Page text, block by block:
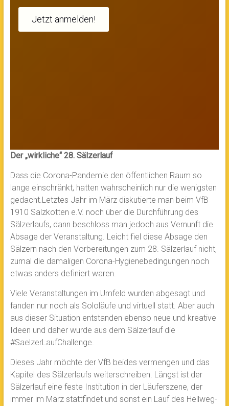
Jetzt anmelden!
Der „wirkliche“ 28. Sälzerlauf
Dass die Corona-Pandemie den öffentlichen Raum so
lange einschränkt, hatten wahrscheinlich nur die wenigsten
gedacht.Letztes Jahr im März diskutierte man beim VfB
1910 Salzkotten e.V. noch über die Durchführung des
Sälzerlaufs, dann beschloss man jedoch aus Vernunft die
Absage der Veranstaltung. Leicht fiel diese Absage den
Sälzern nach den Vorbereitungen zum 28. Sälzerlauf nicht,
zumal die damaligen Corona-Hygienebedingungen noch
etwas anders definiert waren.
Viele Veranstaltungen im Umfeld wurden abgesagt und
fanden nur noch als Sololäufe und virtuell statt. Aber auch
aus dieser Situation entstanden ebenso neue und kreative
Ideen und daher wurde aus dem Sälzerlauf die
#SaelzerLaufChallenge.
Dieses Jahr möchte der VfB beides vermengen und das
Kapitel des Sälzerlaufs weiterschreiben. Längst ist der
Sälzerlauf eine feste Institution in der Läuferszene, der
immer im März stattfindet und sonst ein Lauf des Hellweg-